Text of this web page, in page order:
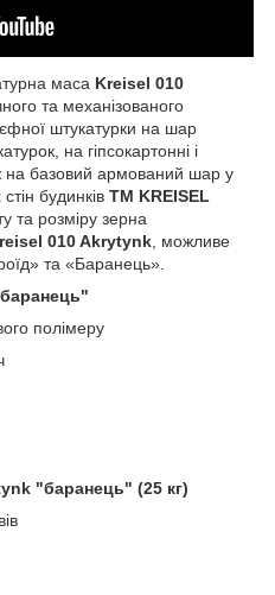
маса Kreisel 010
та механізованого
штукатурки на шар
на гіпсокартонні і
на базовий армований шар у
будинків ТМ KREISEL
та розміру зерна
010 Akrytynk , можливе
та «Баранець».
полімеру
"баранець" (25 кг)